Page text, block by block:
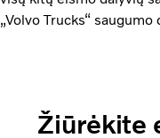
„Volvo Trucks“
Žiūrėkite